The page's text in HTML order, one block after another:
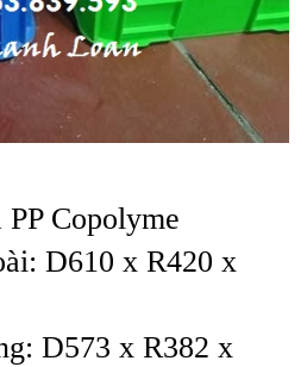
Copolyme
D610 x R420 x
D573 x R382 x